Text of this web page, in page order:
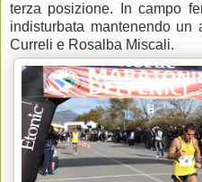
terza posizione. In campo
indisturbata mantenendo un
Curreli e Rosalba Miscali.